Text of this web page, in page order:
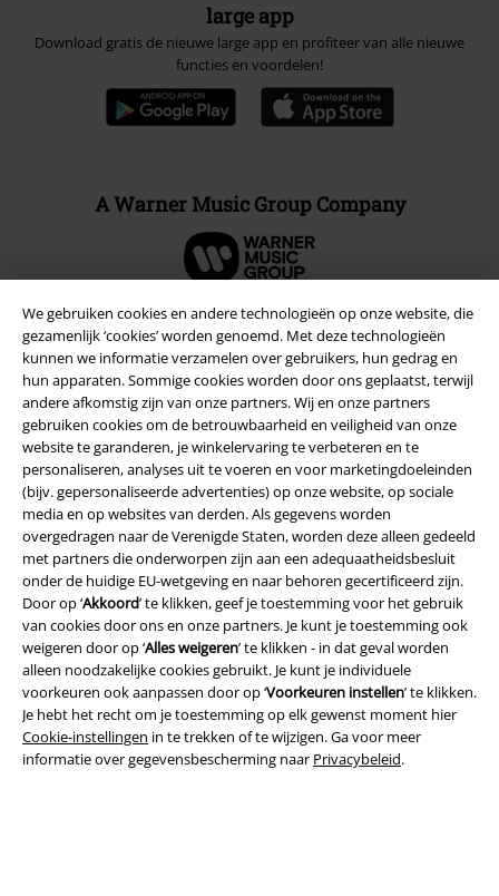
We gebruiken cookies en andere technologieën op onze website, die
gezamenlijk ‘cookies’ worden genoemd. Met deze technologieën
kunnen we informatie verzamelen over gebruikers, hun gedrag en
hun apparaten. Sommige cookies worden door ons geplaatst, terwijl
andere afkomstig zijn van onze partners. Wij en onze partners
gebruiken cookies om de betrouwbaarheid en veiligheid van onze
website te garanderen, je winkelervaring te verbeteren en te
personaliseren, analyses uit te voeren en voor marketingdoeleinden
(bijv. gepersonaliseerde advertenties) op onze website, op sociale
media en op websites van derden. Als gegevens worden
overgedragen naar de Verenigde Staten, worden deze alleen gedeeld
met partners die onderworpen zijn aan een adequaatheidsbesluit
onder de huidige EU-wetgeving en naar behoren gecertificeerd zijn.
Door op ‘Akkoord’ te klikken, geef je toestemming voor het gebruik
van cookies door ons en onze partners. Je kunt je toestemming ook
weigeren door op ‘Alles weigeren’ te klikken - in dat geval worden
alleen noodzakelijke cookies gebruikt. Je kunt je individuele
voorkeuren ook aanpassen door op ‘Voorkeuren instellen’ te klikken.
Je hebt het recht om je toestemming op elk gewenst moment hier
Cookie-instellingen in te trekken of te wijzigen. Ga voor meer
informatie over gegevensbescherming naar Privacybeleid.
large app
Download gratis de nieuwe large app en profiteer van alle nieuwe
functies en voordelen!
A Warner Music Group Company
Beveiliging
Legal
Algemene Voorwaarden